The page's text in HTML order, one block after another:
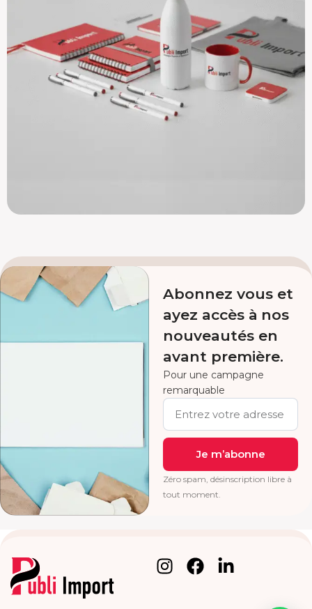
Abonnez vous et
ayez accès à nos
nouveautés en
avant première.
Pour une campagne
remarquable
Je m’abonne
Zéro spam, désinscription libre à
tout moment.